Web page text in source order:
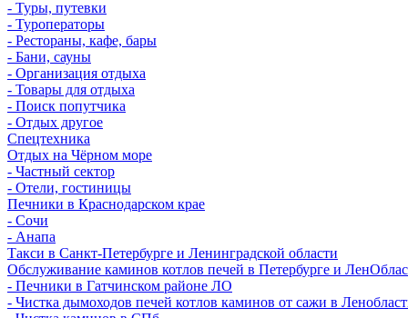
- Туры, путевки
- Туроператоры
- Рестораны, кафе, бары
- Бани, сауны
- Организация отдыха
- Товары для отдыха
- Поиск попутчика
- Отдых другое
Спецтехника
Отдых на Чёрном море
- Частный сектор
- Отели, гостиницы
Печники в Краснодарском крае
- Сочи
- Анапа
Такси в Санкт-Петербурге и Ленинградской области
Обслуживание каминов котлов печей в Петербурге и
- Печники в Гатчинском районе ЛО
- Чистка дымоходов печей котлов каминов от сажи в